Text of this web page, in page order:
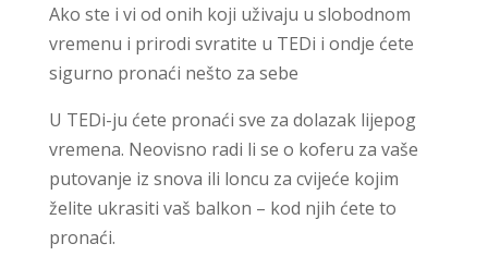
Ako ste i vi od onih koji uživaju u slobodnom
vremenu i prirodi svratite u TEDi i ondje ćete
sigurno pronaći nešto za sebe
U TEDi-ju ćete pronaći sve za dolazak lijepog
vremena. Neovisno radi li se o koferu za vaše
putovanje iz snova ili loncu za cvijeće kojim
želite ukrasiti vaš balkon – kod njih ćete to
pronaći.